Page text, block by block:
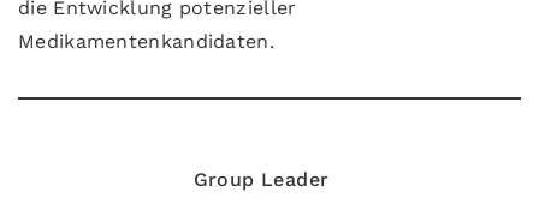
die Entwicklung potenzieller
Medikamentenkandidaten.
Group Leader